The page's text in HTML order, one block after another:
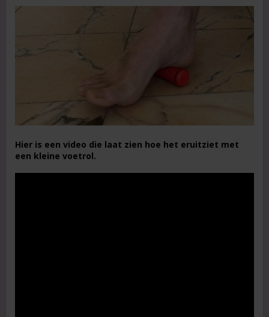
Hier is een video die laat zien hoe het eruitziet met
een kleine voetrol.